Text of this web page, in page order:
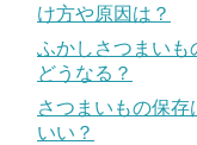
け方や原因は？
ふかしさつまいも
どうなる？
さつまいもの保
いい？